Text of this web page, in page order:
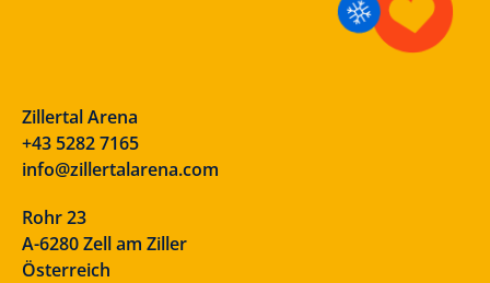
Zillertal Arena
+43 5282 7165
info@zillertalarena.com
Rohr 23
A-6280 Zell am Ziller
Österreich